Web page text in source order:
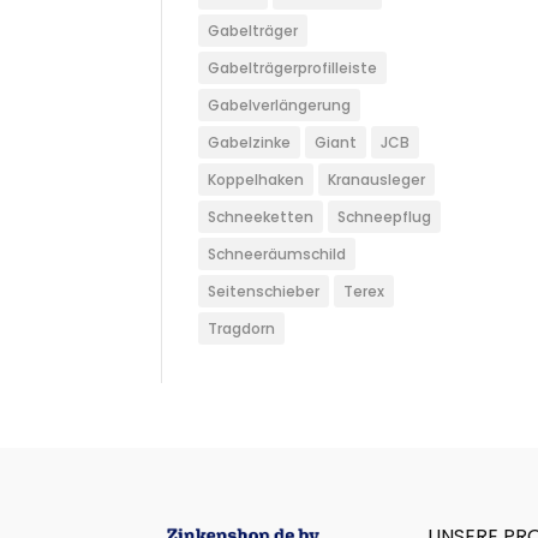
Gabelträger
Gabelträgerprofilleiste
Gabelverlängerung
Gabelzinke
Giant
JCB
Koppelhaken
Kranausleger
Schneeketten
Schneepflug
Schneeräumschild
Seitenschieber
Terex
Tragdorn